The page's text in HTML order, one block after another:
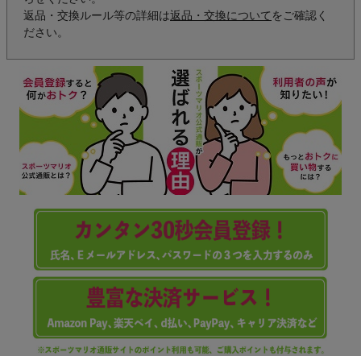
返品・交換ルール等の詳細は返品・交換について をご確認く
ださい。